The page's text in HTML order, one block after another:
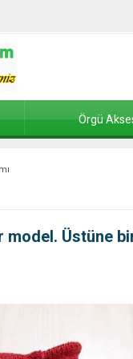
Örgü
model. Üstüne